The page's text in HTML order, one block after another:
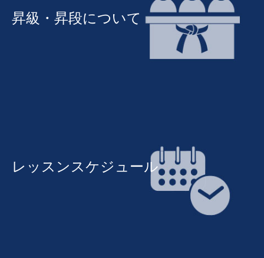
昇級・昇段について
レッスンスケジュール